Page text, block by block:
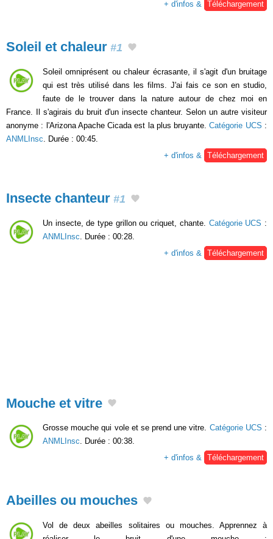
+ d'infos & Téléchargement
Soleil et chaleur #1
Soleil omniprésent ou chaleur écrasante, il s'agit d'un bruitage
qui est très utilisé dans les films. J'ai fais ce son en studio,
faute de le trouver dans la nature autour de chez moi en
France. Il s'agirais du bruit d'un insecte chanteur. Selon un autre visiteur
anonyme : l'Arizona Apache Cicada est la plus bruyante.Catégorie UCS :
ANMLInsc . Durée : 00:45.
+ d'infos &
Téléchargement
Insecte chanteur #1
Un insecte, de type grillon ou criquet, chante. Catégorie UCS :
ANMLInsc . Durée : 00:28.
+ d'infos &
Téléchargement
Mouche et vitre
Grosse mouche qui vole et se prend une vitre. Catégorie UCS :
ANMLInsc. Durée : 00:38.
+ d'infos & Téléchargement
Abeilles ou mouches
Vol de deux abeilles solitaires ou mouches. Apprennez à